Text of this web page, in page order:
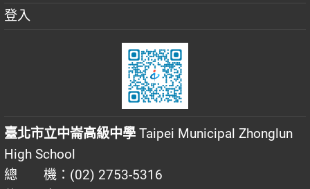
登入
臺北市立中崙高級中學 Taipei Municipal Zhonglun
High School
總 機：(02) 2753-5316